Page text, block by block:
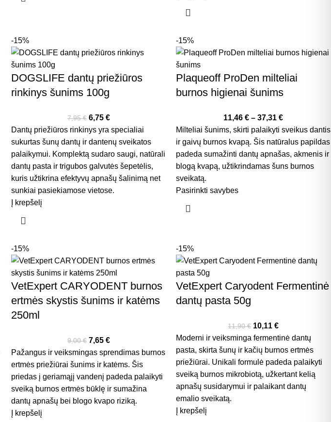
-15%
DOGSLIFE dantų priežiūros
rinkinys šunims 100g
7,95€ 6,75 €
Dantų priežiūros rinkinys yra specialiai
sukurtas šunų dantų ir dantenų sveikatos
palaikymui. Komplektą sudaro saugi, natūrali
dantų pasta ir trigubos galvutės šepetėlis,
kuris užtikrina efektyvų apnašų šalinimą net
sunkiai pasiekiamose vietose.
Į krepšelį
-15%
Plaqueoff ProDen milteliai
burnos higienai šunims
11,46€ – 37,31€
Milteliai šunims, skirti palaikyti sveikus dantis
ir gaivų burnos kvapą. Šis natūralus papildas
padeda sumažinti dantų apnašas, akmenis ir
blogą kvapą, užtikrindamas šuns burnos
sveikatą.
Pasirinkti savybes
-15%
VetExpert CARYODENT burnos
ertmės skystis šunims ir katėms
250ml
9,00€ 7,65 €
Pažangus ir veiksmingas sprendimas burnos
ertmės priežiūrai šunims ir katėms. Šis
priedas į geriamąjį vandenį padeda palaikyti
sveiką burnos ertmės būklę ir sumažina
dantų apnašų bei blogo kvapo riziką.
Į krepšelį
-15%
VetExpert Caryodent Fermentinė
dantų pasta 50g
11,90€ 10,11€
Moderni ir veiksminga fermentinė dantų
pasta, skirta šunų ir kačių burnos ertmės
priežiūrai. Unikali formulė padeda palaikyti
sveiką burnos mikrobiotą, užkertant kelią
apnašų susidarymui ir palaikant dantų
emalio sveikatą.
Į krepšelį